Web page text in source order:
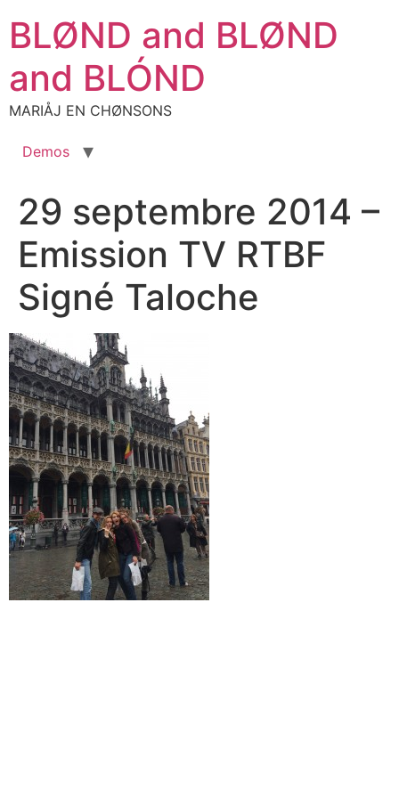
contenu
BLØND and BLØND
and BLÓND
MARIÅJ EN CHØNSONS
Demos
29 septembre 2014 –
Emission TV RTBF
Signé Taloche